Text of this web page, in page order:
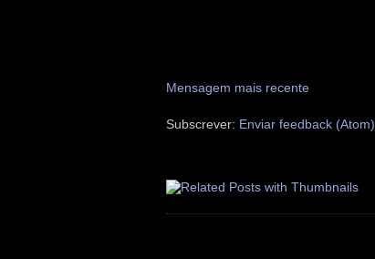
Mensagem mais recente
Subscrever: Enviar feedback (Atom)